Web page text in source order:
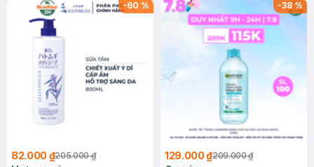
-60 %
82.000 ₫205.000 ₫
-38%
129.000 ₫209.000 ₫